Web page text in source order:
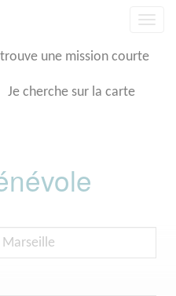
une mission courte
Je cherche sur la carte